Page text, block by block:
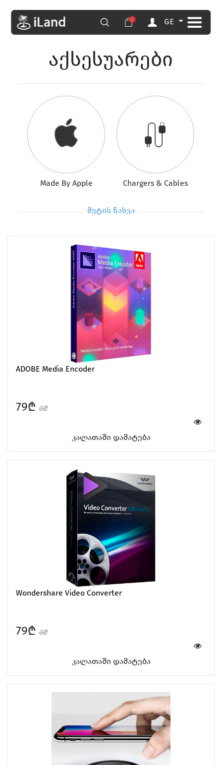
0 GE
აქსესუარები
Made By Apple Chargers & Cables
Headphones Home & Speakers
AirTag & Accessories Screen Protectors
მეტის ნახვა
ADOBE Media Encoder
79₾ 0₾
კალათაში დამატება
Wondershare Video Converter
79₾ 0₾
კალათაში დამატება